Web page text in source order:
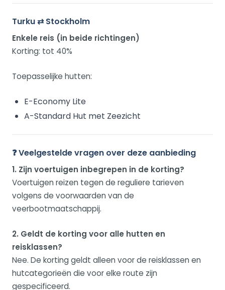
Turku ⇄ Stockholm
Enkele reis (in beide richtingen)
Korting: tot 40%
Toepasselijke hutten:
E-Economy Lite
A-Standard Hut met Zeezicht
❓ Veelgestelde vragen over deze aanbieding
1. Zijn voertuigen inbegrepen in de korting?
Voertuigen reizen tegen de reguliere tarieven
volgens de voorwaarden van de
veerbootmaatschappij.
2. Geldt de korting voor alle hutten en
reisklassen?
Nee. De korting geldt alleen voor de reisklassen en
hutcategorieën die voor elke route zijn
gespecificeerd.